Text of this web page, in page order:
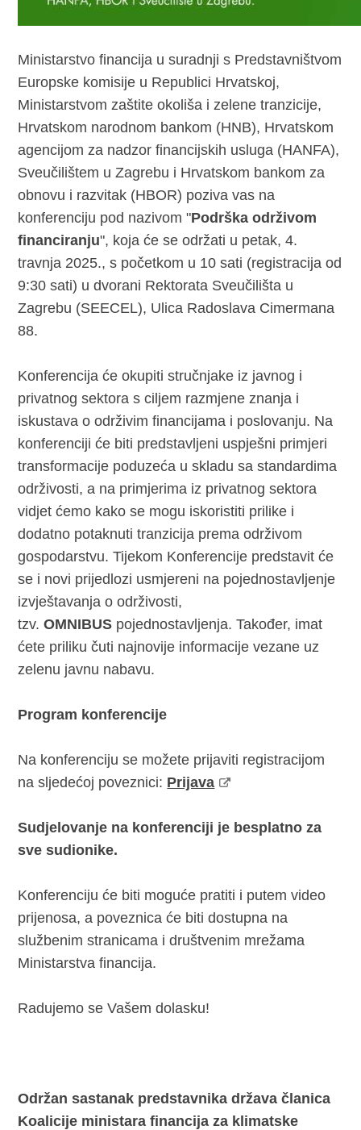
Ministarstvo financija u suradnji s Predstavništvom
Europske komisije u Republici Hrvatskoj,
Ministarstvom zaštite okoliša i zelene tranzicije,
Hrvatskom narodnom bankom (HNB), Hrvatskom
agencijom za nadzor financijskih usluga (HANFA),
Sveučilištem u Zagrebu i Hrvatskom bankom za
obnovu i razvitak (HBOR) poziva vas na
konferenciju pod nazivom "Podrška održivom
financiranju", koja će se održati u petak, 4.
travnja 2025., s početkom u 10 sati (registracija od
9:30 sati) u dvorani Rektorata Sveučilišta u
Zagrebu (SEECEL), Ulica Radoslava Cimermana
88.
Konferencija će okupiti stručnjake iz javnog i
privatnog sektora s ciljem razmjene znanja i
iskustava o održivim financijama i poslovanju. Na
konferenciji će biti predstavljeni uspješni primjeri
transformacije poduzeća u skladu sa standardima
održivosti, a na primjerima iz privatnog sektora
vidjet ćemo kako se mogu iskoristiti prilike i
dodatno potaknuti tranzicija prema održivom
gospodarstvu. Tijekom Konferencije predstavit će
se i novi prijedlozi usmjereni na pojednostavljenje
izvještavanja o održivosti,
tzv.OMNIBUS pojednostavljenja. Također, imat
ćete priliku čuti najnovije informacije vezane uz
zelenu javnu nabavu.
Program konferencije
Na konferenciju se možete prijaviti registracijom
na sljedećoj poveznici: Prijava
Sudjelovanje na konferenciji je besplatno za
sve sudionike.
Konferenciju će biti moguće pratiti i putem video
prijenosa, a poveznica će biti dostupna na
službenim stranicama i društvenim mrežama
Ministarstva financija.
Radujemo se Vašem dolasku!
Održan sastanak predstavnika država članica
Koalicije ministara financija za klimatske